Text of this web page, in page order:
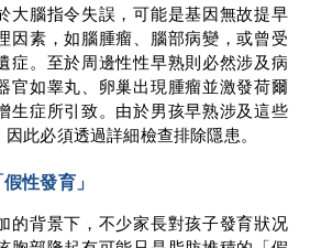
大腦指令失誤，可能是基因無故提早
因素，如腦腫瘤、腦部病變，或曾受
症。至於周邊性性早熟則必然涉及病
官如睾丸、卵巢出現腫瘤並激發荷爾
生症所引致。由於男孩早熟涉及這些
此必須透過詳細檢查排除隱患。
性發育」
的背景下，不少家長對孩子發育狀况